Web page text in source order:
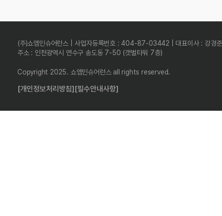
(주)쇼엠인슈어런스 | 사업자등록번호 : 404-87-03442 | 대표이사 : 강경준
주소 : 인천광역시 연수구 송도동 7-50 (갯벌타워 7층)
Copyright 2025. 쇼엠인슈어런스 all rights reserved.
[개인정보처리방침][필수안내사항]